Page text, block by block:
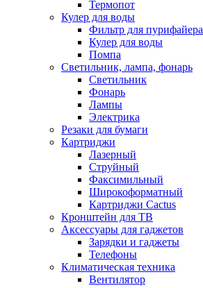
Термопот
Кулер для воды
Фильтр для пурифайера
Кулер для воды
Помпа
Светильник, лампа, фонарь
Светильник
Фонарь
Лампы
Электрика
Резаки для бумаги
Картриджи
Лазерный
Струйный
Факсимильный
Широкоформатный
Картриджи Cactus
Кронштейн для ТВ
Аксессуары для гаджетов
Зарядки и гаджеты
Телефоны
Климатическая техника
Вентилятор